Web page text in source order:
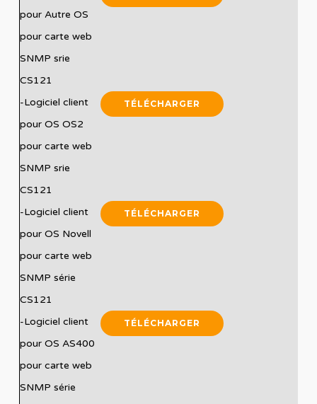
pour Autre OS
pour carte web
SNMP srie
CS121
-Logiciel client
pour OS OS2
pour carte web
SNMP srie
CS121
TÉLÉCHARGER
-Logiciel client
pour OS Novell
pour carte web
SNMP série
CS121
TÉLÉCHARGER
-Logiciel client
pour OS AS400
pour carte web
SNMP série
TÉLÉCHARGER